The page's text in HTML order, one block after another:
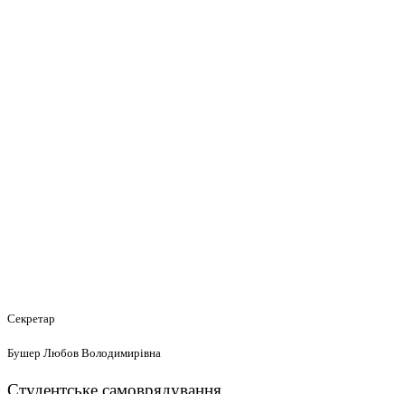
Секретар
Бушер Любов Володимирівна
Студентське самоврядування